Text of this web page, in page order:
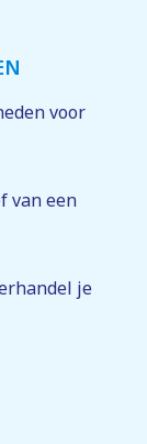
voor
van een
je